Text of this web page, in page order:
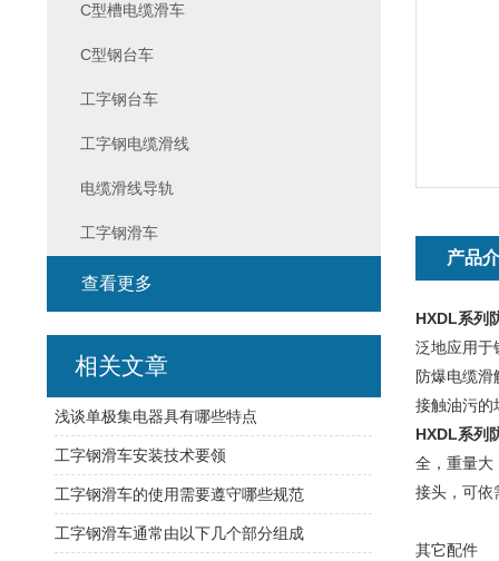
产品
HXDL系列
泛地应用于
防爆电缆滑
接触油污的
HXDL系列
全，重量大
接头，可依
其它配件
C型槽电缆滑车
C型钢台车
工字钢台车
工字钢电缆滑线
电缆滑线导轨
工字钢滑车
查看更多
相关文章
浅谈单极集电器具有哪些特点
工字钢滑车安装技术要领
工字钢滑车的使用需要遵守哪些规范
工字钢滑车通常由以下几个部分组成